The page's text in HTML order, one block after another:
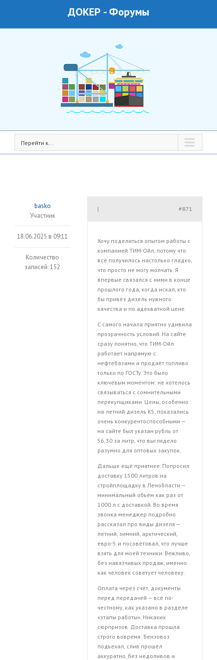
ДОКЕР - Форумы
Перейти к...
basko
Участник
18.06.2025 в 09:11
Количество
записей: 152
#871
|
Хочу поделиться опытом работы с
компанией ТИМ‑Ойл, потому что
всё получилось настолько гладко,
что просто не могу молчать. Я
впервые связался с ними в конце
прошлого года, когда искал, кто
бы привёз дизель нужного
качества и по адекватной цене.
С самого начала приятно удивила
прозрачность условий. На сайте
сразу понятно, что ТИМ‑Ойл
работает напрямую с
нефтебазами и продаёт топливо
только по ГОСТу. Это было
ключевым моментом: не хотелось
связываться с сомнительными
перекупщиками. Цены, особенно
на летний дизель К5, показались
очень конкурентоспособными —
на сайте был указан рубль от
56,30 за литр, что выглядело
разумно для оптовых закупок.
Дальше ещё приятнее. Попросил
доставку 1500 литров на
стройплощадку в Ленобласти —
минимальный объём как раз от
1000 л с доставкой. Во время
звонка менеджер подробно
рассказал про виды дизеля —
летний, зимний, арктический,
евро‑5 и посоветовал, что лучше
взять для моей техники. Вежливо,
без навязчивых продаж, именно
как человек советует человеку.
Оплата через счёт, документы
перед передачей — всё по-
честному, как указано в разделе
«этапы работы». Никаких
сюрпризов. Доставка прошла
строго вовремя: бензовоз
подъехал, слив прошёл
аккуратно, без недоливов и